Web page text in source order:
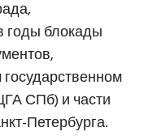
годы блокады
СПб) и части
Петербурга.